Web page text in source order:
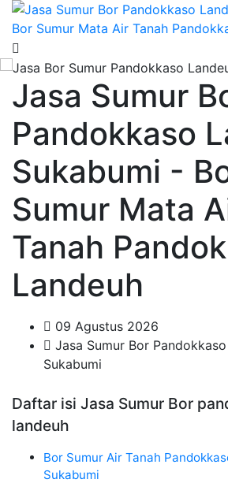
Jasa Sumur
Pandokkaso
Sukabumi -
Sumur Mata
Tanah
Landeuh
09 Agustus 2026
Jasa Sumur Bor
Sukabumi
Daftar isi Jasa Sumur Bor
landeuh
Bor Sumur Air Tanah
Sukabumi